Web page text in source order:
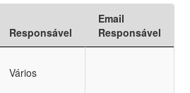
Responsável
Email
Responsável
Vários